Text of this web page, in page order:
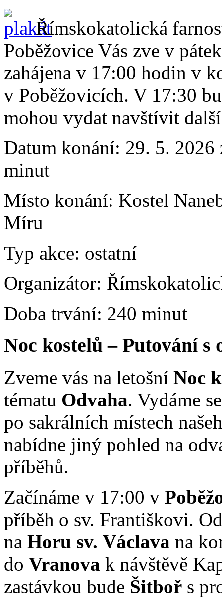
Římskokatolická
Poběžovice Vás zve v
zahájena v 17:00 hodin v
v Poběžovicích. V 17:30
mohou vydat navštívit
Datum konání: 29. 5. 2026
minut
Místo konání: Kostel
Míru
Typ akce: ostatní
Organizátor:
Doba trvání: 240 minut
Noc kostelů – Putování s
Zveme vás na letošní Noc
tématu Odvaha. Vydáme
po sakrálních místech
nabídne jiný pohled na
příběhů.
Začínáme v 17:00 v
příběh o sv. Františkovi.
na Horu sv. Václava na
do Vranova k návštěvě
zastávkou bude Šitboř s